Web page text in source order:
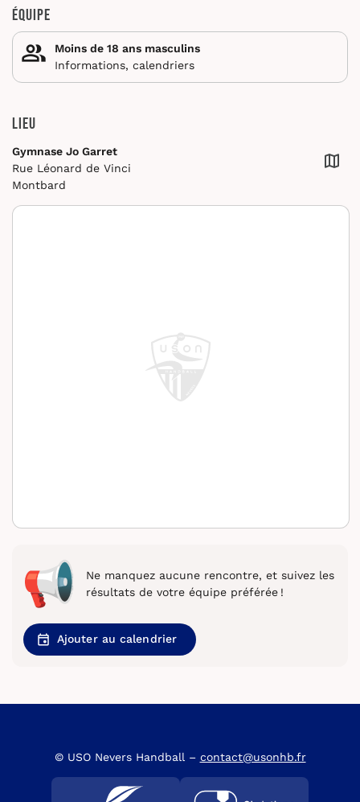
Équipe
Moins de 18 ans masculins
Informations, calendriers
Lieu
Gymnase Jo Garret
Rue Léonard de Vinci
Montbard
Ne manquez aucune rencontre, et suivez les
résultats de votre équipe préférée !
Ajouter au calendrier
© USO Nevers Handball – contact@usonhb.fr